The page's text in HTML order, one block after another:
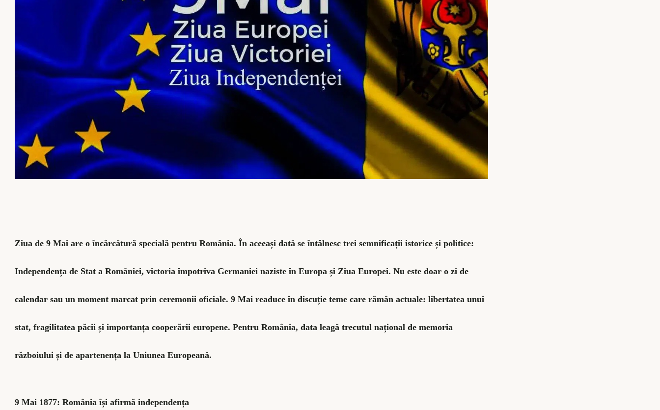
Ziua de 9 Mai are o încărcătură specială pentru România. În aceeași dată se întâlnesc trei semnificații istorice și politice:
Independența de Stat a României, victoria împotriva Germaniei naziste în Europa și Ziua Europei. Nu este doar o zi de
calendar sau un moment marcat prin ceremonii oficiale. 9 Mai readuce în discuție teme care rămân actuale: libertatea unui
stat, fragilitatea păcii și importanța cooperării europene. Pentru România, data leagă trecutul național de memoria
războiului și de apartenența la Uniunea Europeană.
9 Mai 1877: România își afirmă independența